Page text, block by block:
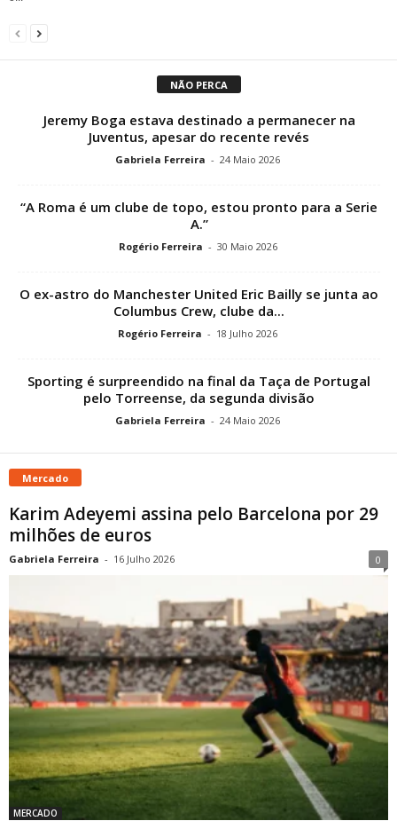
NÃO PERCA
Jeremy Boga estava destinado a permanecer na
Juventus, apesar do recente revés
Gabriela Ferreira - 24 Maio 2026
“A Roma é um clube de topo, estou pronto para a Serie
A.”
Rogério Ferreira - 30 Maio 2026
O ex-astro do Manchester United Eric Bailly se junta ao
Columbus Crew, clube da...
Rogério Ferreira - 18 Julho 2026
Sporting é surpreendido na final da Taça de Portugal
pelo Torreense, da segunda divisão
Gabriela Ferreira - 24 Maio 2026
Mercado
Karim Adeyemi assina pelo Barcelona por 29
milhões de euros
Gabriela Ferreira - 16 Julho 2026 0
MERCADO